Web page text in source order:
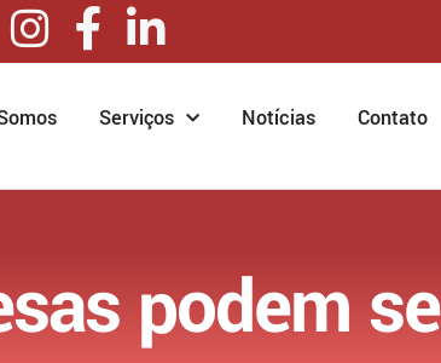
Serviços Notícias Contato
podem se